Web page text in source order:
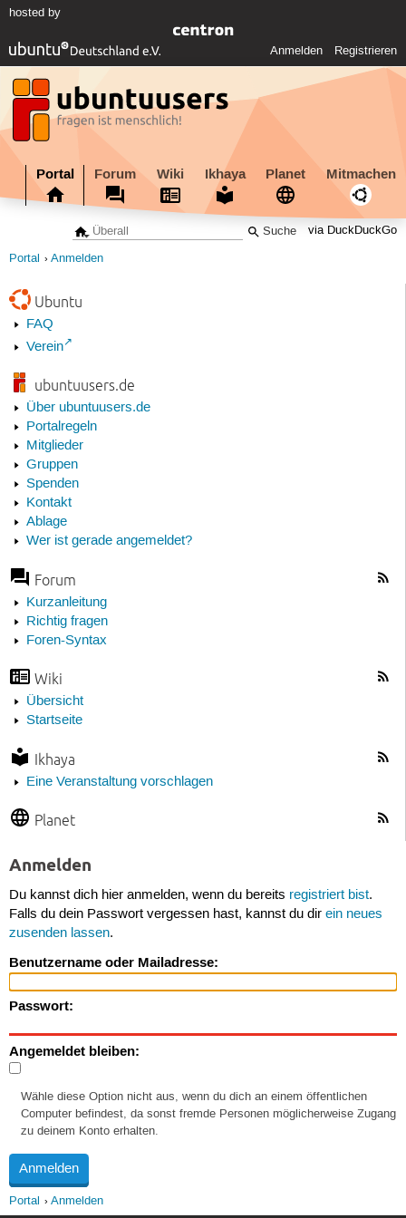
hosted by
Anmelden Registrieren
Portal Forum Wiki Ikhaya Planet Mitmachen
via DuckDuckGo
Portal Anmelden
Ubuntu
FAQ
Verein
ubuntuusers.de
Über ubuntuusers.de
Portalregeln
Mitglieder
Gruppen
Spenden
Kontakt
Ablage
Wer ist gerade angemeldet?
Forum
Kurzanleitung
Richtig fragen
Foren-Syntax
Wiki
Übersicht
Startseite
Ikhaya
Eine Veranstaltung vorschlagen
Planet
Anmelden
Du kannst dich hier anmelden, wenn du bereits registriert bist.
Falls du dein Passwort vergessen hast, kannst du dir ein neues
zusenden lassen.
Benutzername oder Mailadresse:
Passwort:
Angemeldet bleiben:
Wähle diese Option nicht aus, wenn du dich an einem öffentlichen
Computer befindest, da sonst fremde Personen möglicherweise Zugang
zu deinem Konto erhalten.
Portal Anmelden